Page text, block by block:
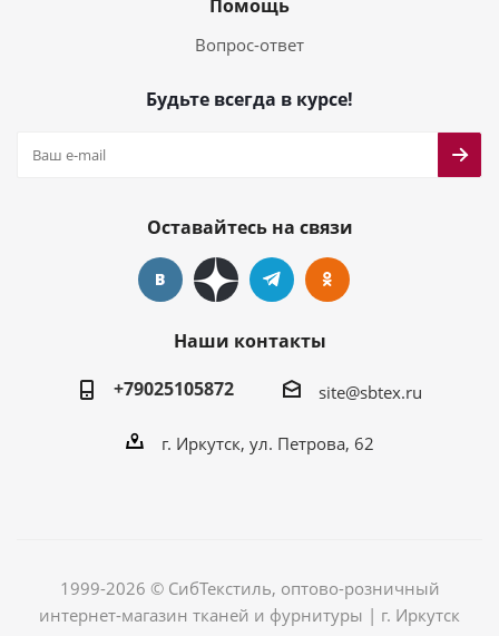
Помощь
Вопрос-ответ
Будьте всегда в курсе!
Оставайтесь на связи
Наши контакты
+79025105872
site@sbtex.ru
г. Иркутск, ул. Петрова, 62
1999-2026 © СибТекстиль, оптово-розничный
интернет-магазин тканей и фурнитуры | г. Иркутск